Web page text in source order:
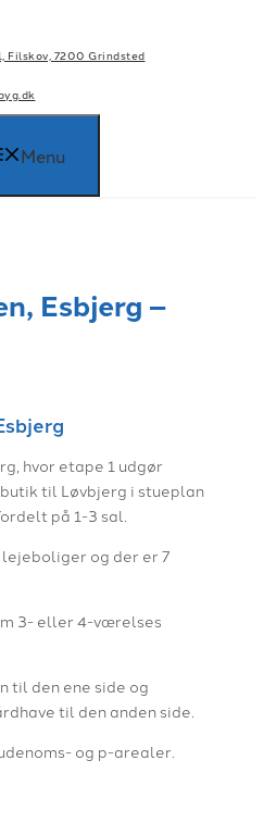
Filskov, 7200 Grindsted
Menu
Esbjerg –
hvor etape 1 udgør
til Løvbjerg i stueplan
på 1-3 sal.
og der er 7
3- eller 4-værelses
til den ene side og
til den anden side.
og p-arealer.